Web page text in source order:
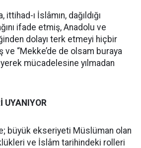
ı İslâmın, dağıldığı
ifade etmiş, Anadolu ve
dolayı terk etmeyi hiçbir
ve “Mekke’de de olsam buraya
mücadelesine yılmadan
UYANIYOR
büyük ekseriyeti Müslüman olan
ve İslâm tarihindeki rolleri